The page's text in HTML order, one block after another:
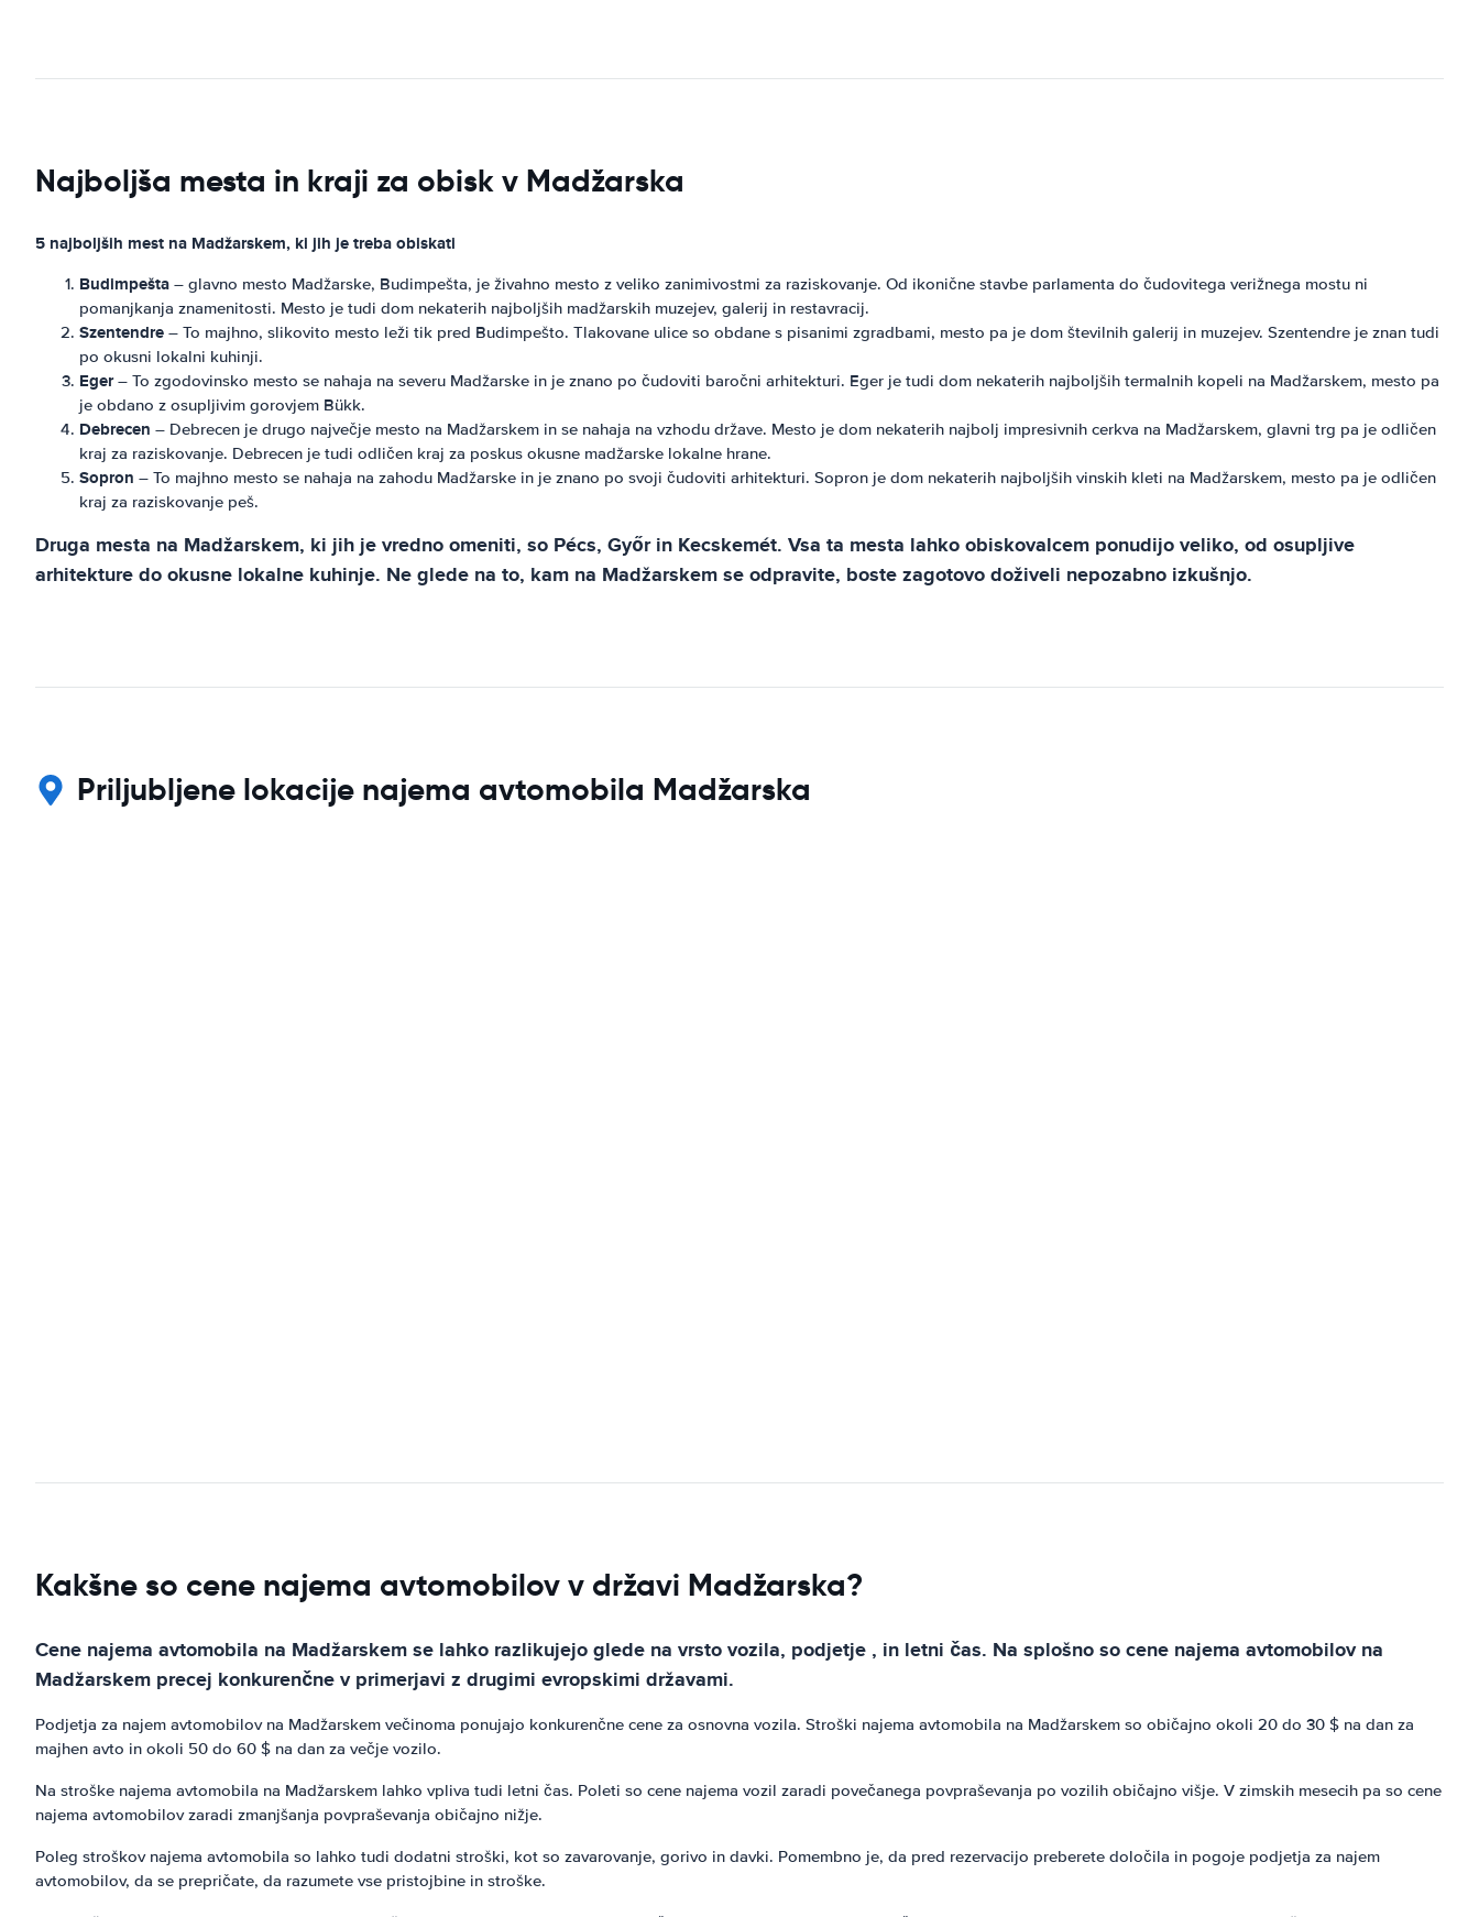
Najboljša mesta in kraji za obisk v Madžarska
5 najboljših mest na Madžarskem, ki jih je treba obiskati
Budimpešta – glavno mesto Madžarske, Budimpešta, je živahno mesto z veliko zanimivostmi za raziskovanje. Od ikonične stavbe parlamenta do čudovitega verižnega mostu ni
pomanjkanja znamenitosti. Mesto je tudi dom nekaterih najboljših madžarskih muzejev, galerij in restavracij.
Szentendre – To majhno, slikovito mesto leži tik pred Budimpešto. Tlakovane ulice so obdane s pisanimi zgradbami, mesto pa je dom številnih galerij in muzejev. Szentendre je znan tudi
po okusni lokalni kuhinji.
Eger– To zgodovinsko mesto se nahaja na severu Madžarske in je znano po čudoviti baročni arhitekturi. Eger je tudi dom nekaterih najboljših termalnih kopeli na Madžarskem, mesto pa
je obdano z osupljivim gorovjem Bükk.
Debrecen – Debrecen je drugo največje mesto na Madžarskem in se nahaja na vzhodu države. Mesto je dom nekaterih najbolj impresivnih cerkva na Madžarskem, glavni trg pa je odličen
kraj za raziskovanje. Debrecen je tudi odličen kraj za poskus okusne madžarske lokalne hrane.
Sopron – To majhno mesto se nahaja na zahodu Madžarske in je znano po svoji čudoviti arhitekturi. Sopron je dom nekaterih najboljših vinskih kleti na Madžarskem, mesto pa je odličen
kraj za raziskovanje peš.
Druga mesta na Madžarskem, ki jih je vredno omeniti, so Pécs, Győr in Kecskemét. Vsa ta mesta lahko obiskovalcem ponudijo veliko, od osupljive
arhitekture do okusne lokalne kuhinje. Ne glede na to, kam na Madžarskem se odpravite, boste zagotovo doživeli nepozabno izkušnjo.
Priljubljene lokacije najema avtomobila Madžarska
Kakšne so cene najema avtomobilov v državi Madžarska?
Cene najema avtomobila na Madžarskem se lahko razlikujejo glede na vrsto vozila, podjetje , in letni čas. Na splošno so cene najema avtomobilov na
Madžarskem precej konkurenčne v primerjavi z drugimi evropskimi državami.
Podjetja za najem avtomobilov na Madžarskem večinoma ponujajo konkurenčne cene za osnovna vozila. Stroški najema avtomobila na Madžarskem so običajno okoli 20 do 30 $ na dan za
majhen avto in okoli 50 do 60 $ na dan za večje vozilo.
Na stroške najema avtomobila na Madžarskem lahko vpliva tudi letni čas. Poleti so cene najema vozil zaradi povečanega povpraševanja po vozilih običajno višje. V zimskih mesecih pa so cene
najema avtomobilov zaradi zmanjšanja povpraševanja običajno nižje.
Poleg stroškov najema avtomobila so lahko tudi dodatni stroški, kot so zavarovanje, gorivo in davki. Pomembno je, da pred rezervacijo preberete določila in pogoje podjetja za najem
avtomobilov, da se prepričate, da razumete vse pristojbine in stroške.